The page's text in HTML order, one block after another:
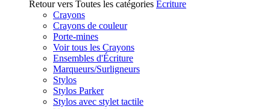
Retour vers Toutes les catégories Ecriture
Crayons
Crayons de couleur
Porte-mines
Voir tous les Crayons
Ensembles d'Écriture
Marqueurs/Surligneurs
Stylos
Stylos Parker
Stylos avec stylet tactile